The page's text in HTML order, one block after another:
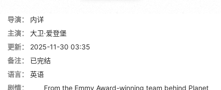
导演：
内详
主演：
大卫·爱登堡
更新：
2025-11-30 03:35
备注：
已完结
语言：
英语
剧情：
From the Emmy Award-winning team behind Planet